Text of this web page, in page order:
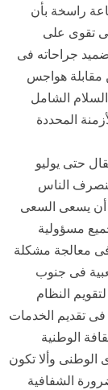
راسخة بأن
تقوى على
جراحاته فى
مقابلة هواجس
الشامل
المحددة
حتى يوليو
ينصرف الناس
أن يسعى السعى
مسؤولية
معالجة مشكلة
فى جنوب
النظام
فى تقديم الخدمات
الوطنية
الوطنى وألا تكون
الشفافية